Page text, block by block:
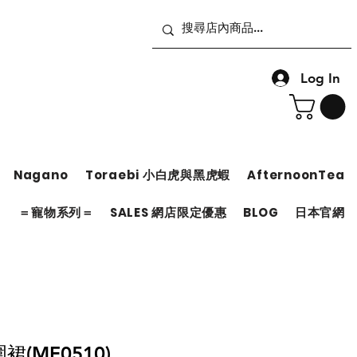
Log In
Nagano Toraebi 小白虎與黑虎蝦 AfternoonTea
＝寵物系列＝ SALES 網店限定優惠 BLOG 日本官網